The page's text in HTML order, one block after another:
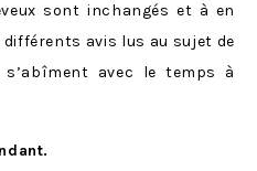
sont inchangés et à en
avis lus au sujet de
avec le temps à